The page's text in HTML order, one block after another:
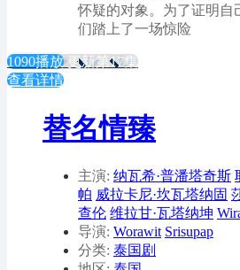
怀疑的对象。为了证明自
们踏上了一场惊险
1090播放 更新第17集
查看详情
替名情臻
主演: 纳瓦希·普潘塔奇斯
帕 威拉卡尼·坎瓦塔纳固
查伦 维拉甘·瓦塔纳坤
导演: Worawit Srisupap
分类: 泰国剧